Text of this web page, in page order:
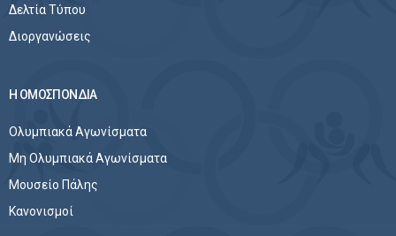
Δελτία Τύπου
Διοργανώσεις
Η ΟΜΟΣΠΟΝΔΙΑ
Ολυμπιακά Αγωνίσματα
Μη Ολυμπιακά Αγωνίσματα
Μουσείο Πάλης
Κανονισμοί